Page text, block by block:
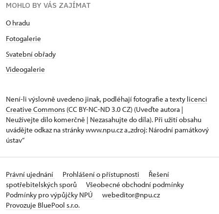
MOHLO BY VÁS ZAJÍMAT
O hradu
Fotogalerie
Svatební obřady
Videogalerie
Není-li výslovně uvedeno jinak, podléhají fotografie a texty licenci
Creative Commons (CC BY-NC-ND 3.0 CZ) (Uveďte autora |
Neužívejte dílo komerčně | Nezasahujte do díla). Při užití obsahu
uvádějte odkaz na stránky www.npu.cz a „zdroj: Národní památkový
ústav“
Právní ujednání Prohlášení o přístupnosti
Řešení
spotřebitelských sporů
Všeobecné obchodní podmínky
Podmínky pro výpůjčky NPÚ
webeditor@npu.cz
Provozuje BluePool s.r.o.